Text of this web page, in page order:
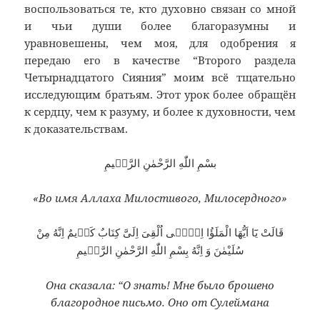
воспользоваться те, кто духовно связан со мной
и чьи души более благоразумны и
уравновешены, чем моя, для одобрения я
передаю его в качестве “Второго раздела
Четырнадцатого Сияния” моим всё тщательно
исследующим братьям. Этот урок более обращён
к сердцу, чем к разуму, и более к духовности, чем
к доказательствам.
بسْمِ اللّٰهِ الرَّحْمٰنِ الرَّحٖيمِ
«Во имя Аллаха Милостивого, Милосердного»
قَالَتْ يَٓا اَيُّهَا الْمَلَؤُا اِنّٖٓى اُلْقِىَ اِلَىَّ كِتَابٌ كَرٖيمٌ اِنَّهُ مِنْ
سُلَيْمٰنَ وَ اِنَّهُ بِسْمِ اللّٰهِ الرَّحْمٰنِ الرَّحٖيمِ
Она сказала: “О знать! Мне было брошено
благородное письмо. Оно от Сулеймана